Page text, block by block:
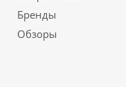
Бренды
Обзоры